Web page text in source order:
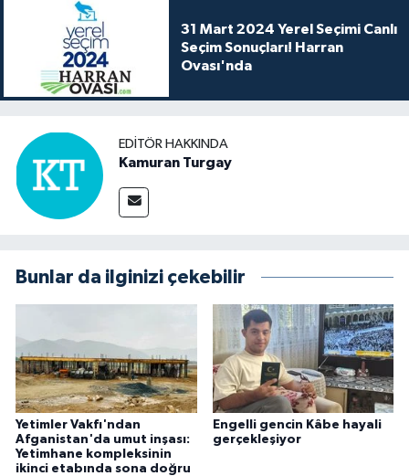
31 Mart 2024 Yerel Seçimi Canlı
Seçim Sonuçları! Harran
Ovası'nda
EDITÖR HAKKINDA
Kamuran Turgay
Bunlar da ilginizi çekebilir
Yetimler Vakfı'ndan
Afganistan'da umut inşası:
Yetimhane kompleksinin
ikinci etabında sona doğru
Engelli gencin Kâbe hayali
gerçekleşiyor